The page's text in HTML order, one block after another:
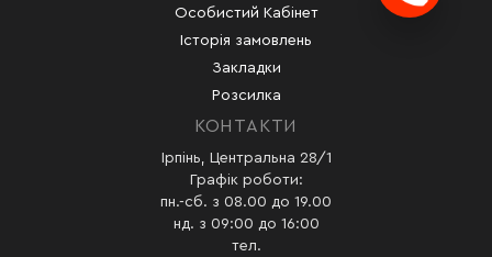
Особистий Кабінет
Історія замовлень
Закладки
Розсилка
КОНТАКТИ
Ірпінь, Центральна 28/1
Графік роботи:
пн.-сб. з 08.00 до 19.00
нд. з 09:00 до 16:00
тел.